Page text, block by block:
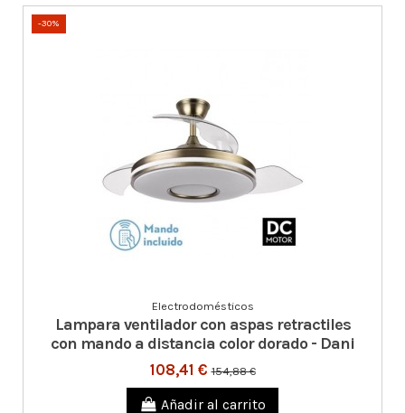
-30%
Electrodomésticos
Lampara ventilador con aspas retractiles
con mando a distancia color dorado - Dani
108,41 €154,88 €
Añadir al carrito